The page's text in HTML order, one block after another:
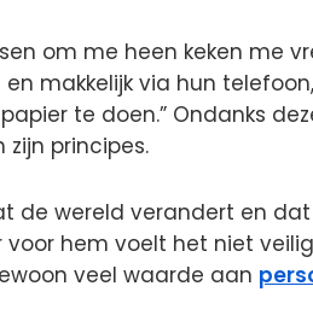
om me heen keken me
makkelijk via hun
te doen.” Ondanks
principes.
de wereld verandert en
voor hem voelt het niet
veel waarde aan